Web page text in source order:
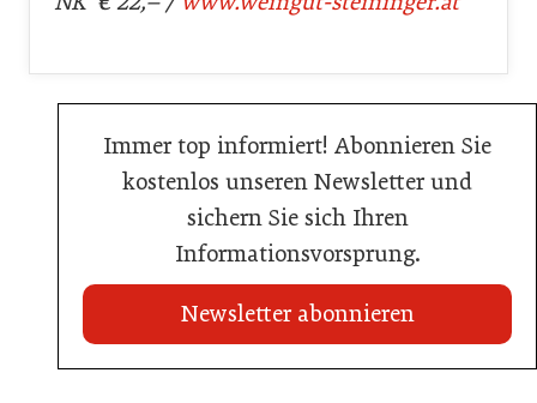
Immer top informiert! Abonnieren Sie
kostenlos unseren Newsletter und
sichern Sie sich Ihren
Informationsvorsprung.
Newsletter abonnieren